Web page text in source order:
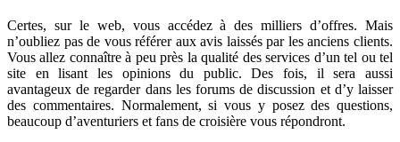
Certes, sur le web, vous accédez à des milliers d’offres. Mais
n’oubliez pas de vous référer aux avis laissés par les anciens clients.
Vous allez connaître à peu près la qualité des services d’un tel ou tel
site en lisant les opinions du public. Des fois, il sera aussi
avantageux de regarder dans les forums de discussion et d’y laisser
des commentaires. Normalement, si vous y posez des questions,
beaucoup d’aventuriers et fans de croisière vous répondront.